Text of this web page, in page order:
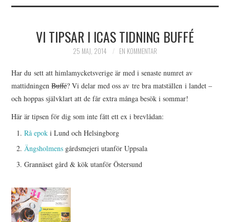
HIMLAGRÖNT
HIMLAMYSIGT
HIMLASNYGGT
VI MÖTER
VI SPANAR PÅ
VI TIPSAR I ICAS TIDNING BUFFÉ
25 MAJ, 2014 EN KOMMENTAR
Har du sett att himlamycketsverige är med i senaste numret av
mattidningenBuffé? Vi delar med oss av tre bra matställen i landet –
och hoppas självklart att de får extra många besök i sommar!
Här är tipsen för dig som inte fått ett ex i brevlådan:
Rå epok i Lund och Helsingborg
Ängsholmens gårdsmejeri utanför Uppsala
Grannäset gård & kök utanför Östersund